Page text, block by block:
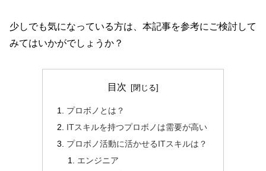
少しでも気になっている方は、本記事を参考にご検討して
みてはいかがでしょうか？
目次
プロボノとは？
ITスキルを持つプロボノは需要が高い
プロボノ活動に活かせるITスキルは？
エンジニア